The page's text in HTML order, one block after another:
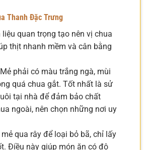
Thanh Đặc Trưng
liệu quan trọng tạo nên vị chua
thịt nhanh mềm và cân bằng
Mẻ phải có màu trắng ngà, mùi
quá chua gắt. Tốt nhất là sử
tại nhà để đảm bảo chất
ngoài, nên chọn những nơi uy
mẻ qua rây để loại bỏ bã, chỉ lấy
Điều này giúp món ăn có độ